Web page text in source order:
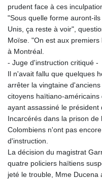
prudent face à ces
"Sous quelle forme auront-
Unis, ça reste à voir",
Moïse. "On est aux
à Montréal.
- Juge d'instruction critiqué -
Il n'avait fallu que quelques
arrêter la vingtaine
citoyens haïtiano-
ayant assassiné le président
Incarcérés dans la prison
Colombiens n'ont pas
d'instruction.
La décision du magistrat
quatre policiers haïtiens
jeté le trouble, Mme